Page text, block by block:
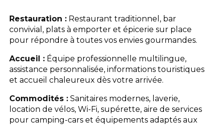
L'espace Aquatique
Les activités
Les infos pratiques
Restauration : Restaurant traditionnel, bar
convivial, plats à emporter et épicerie sur place
pour répondre à toutes vos envies gourmandes.
Accueil : Équipe professionnelle multilingue,
assistance personnalisée, informations touristiques
et accueil chaleureux dès votre arrivée.
Commodités : Sanitaires modernes, laverie,
location de vélos, Wi-Fi, supérette, aire de services
pour camping-cars et équipements adaptés aux